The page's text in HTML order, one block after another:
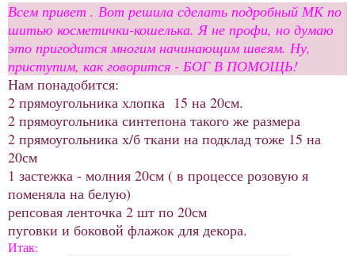
Всем привет . Вот решила сделать подробный МК по
шитью косметички-кошелька. Я не профи, но думаю
это пригодится многим начинающим швеям. Ну,
приступим, как говорится - БОГ В ПОМОЩЬ!
Нам понадобится:
2 прямоугольника хлопка 15 на 20см.
2 прямоугольника синтепона такого же размера
2 прямоугольника х/б ткани на подклад тоже 15 на
20см
1 застежка - молния 20см ( в процессе розовую я
поменяла на белую)
репсовая ленточка 2 шт по 20см
пуговки и боковой флажок для декора.
Итак: